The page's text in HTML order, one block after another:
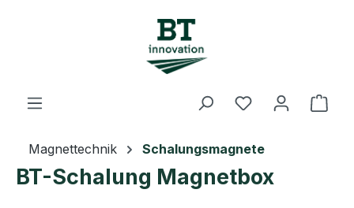
Zum Hauptinhalt springen
Du hast 0
Magnettechnik Schalungsmagnete
BT-Schalung Magnetbox